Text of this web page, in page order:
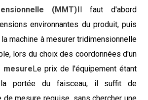
(MMT) Il faut d'abord
environnantes du produit, puis
machine à mesurer tridimensionnelle
lors du choix des coordonnées d'un
mesure Le prix de l'équipement étant
la portée du faisceau, il suffit de